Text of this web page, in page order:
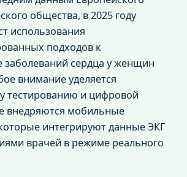
общества, в 2025 году
использования
подходов к
заболеваний сердца у женщин
внимание уделяется
тестированию и цифровой
внедряются мобильные
интегрируют данные ЭКГ
врачей в режиме реального